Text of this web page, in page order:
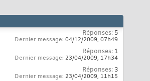
Réponses: 5
Dernier message: 04/12/2009, 07h49
Réponses: 1
Dernier message: 23/04/2009, 17h34
Réponses: 3
Dernier message: 23/04/2009, 11h15